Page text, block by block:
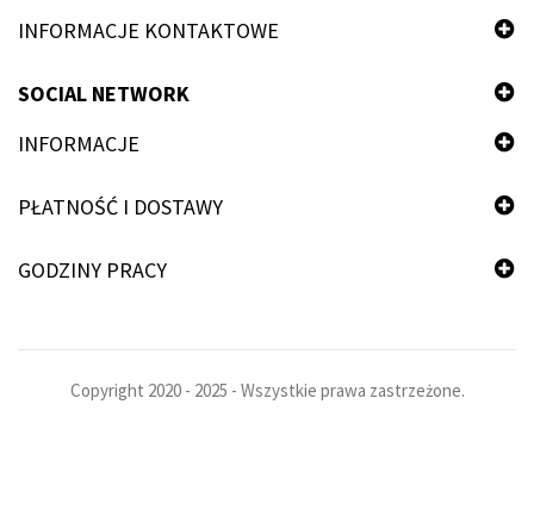
INFORMACJE KONTAKTOWE
SOCIAL NETWORK
INFORMACJE
PŁATNOŚĆ I DOSTAWY
GODZINY PRACY
Copyright 2020 - 2025 - Wszystkie prawa zastrzeżone.